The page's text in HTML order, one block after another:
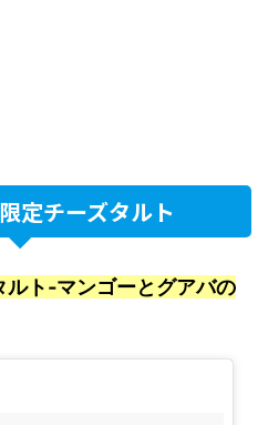
定チーズタルト
ルト‐マンゴーとグアバの